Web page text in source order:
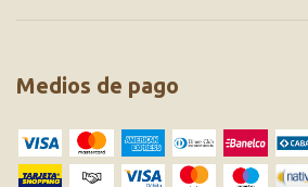
Medios de pago